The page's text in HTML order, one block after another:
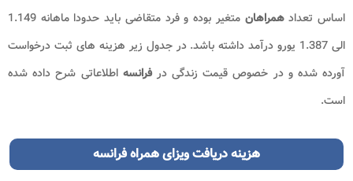
اساس تعدادهمراهان
متغیر بوده و فرد متقاضی باید حدودا ماهانه 1.149
الی 1.387 یورو درآمد داشته باشد. در جدول زیر هزینه های ثبت درخواست
آورده شده و در خصوص قیمت زندگی درفرانسهاطلاعاتی شرح داده شده
است.
هزینهدریافت ویزای همراه فرانسه